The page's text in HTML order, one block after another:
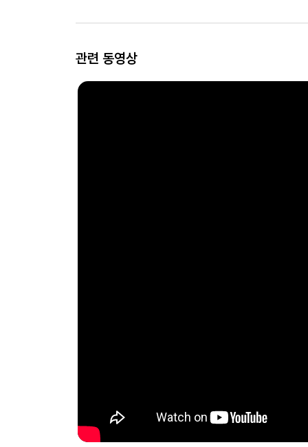
관련 동영상